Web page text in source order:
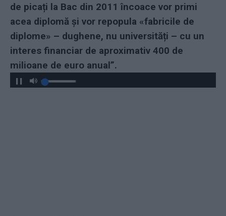
de picați la Bac din 2011 încoace vor primi
acea diplomă și vor repopula «fabricile de
diplome» – dughene, nu universități – cu un
interes financiar de aproximativ 400 de
milioane de euro anual”.